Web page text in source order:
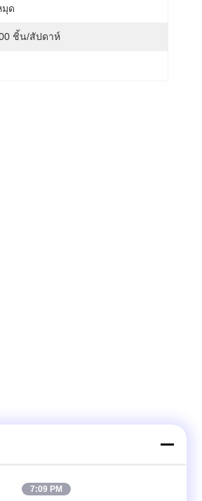
มุด
ชิ้น/สัปดาห์
7:09 PM